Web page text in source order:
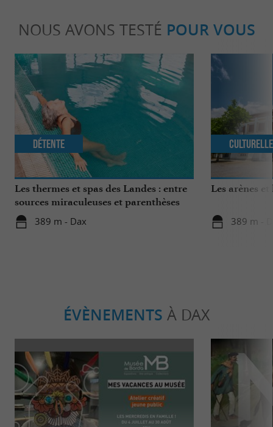
NOUS AVONS TESTÉ POUR VOUS
Les thermes et spas des Landes : entre
sources miraculeuses et parenthèses
bien-être
389 m - Dax
Détente
Les arènes
389 m -
Culturelle
ÉVÈNEMENTS À DAX